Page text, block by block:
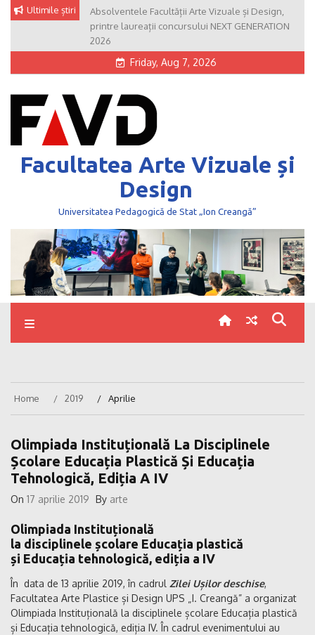
Skip
Ultimile știri
Absolventele Facultății Arte Vizuale și Design,
printre laureații concursului NEXT GENERATION
2026
Friday, Aug 7, 2026
Facultatea Arte Vizuale și
Design
Universitatea Pedagogică de Stat „Ion Creangă”
Home 2019 Aprilie
Olimpiada Instituțională La Disciplinele
Școlare Educația Plastică Și Educația
Tehnologică, Ediția A IV
On 17 aprilie 2019 By arte
Olimpiada Instituțională
la disciplinele școlare Educația plastică
și Educația tehnologică, ediția a IV
În data de 13 aprilie 2019, în cadrul Zilei Ușilor deschise,
Facultatea Arte Plastice și Design UPS „I. Creangă” a organizat
Olimpiada Instituțională la disciplinele școlare Educația plastică
și Educația tehnologică, ediția IV. În cadrul evenimentului au